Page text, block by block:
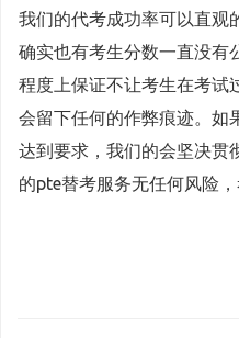
我们的代考成功率可以直观
确实也有考生分数一直没有
程度上保证不让考生在考试
会留下任何的作弊痕迹。如
达到要求，我们的会坚决贯
的pte替考服务无任何风险